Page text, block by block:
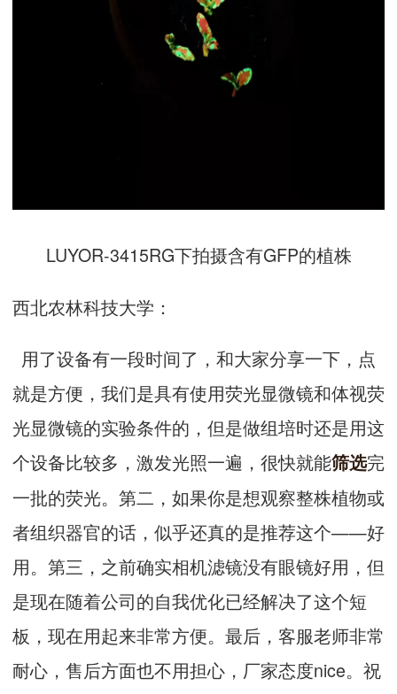
LUYOR-3415RG下拍摄含有GFP的植株
西北农林科技大学：
用了设备有一段时间了，和大家分享一下，点
就是方便，我们是具有使用荧光显微镜和体视荧
光显微镜的实验条件的，但是做组培时还是用这
个设备比较多，激发光照一遍，很快就能筛选完
一批的荧光。第二，如果你是想观察整株植物或
者组织器官的话，似乎还真的是推荐这个——好
用。第三，之前确实相机滤镜没有眼镜好用，但
是现在随着公司的自我优化已经解决了这个短
板，现在用起来非常方便。最后，客服老师非常
耐心，售后方面也不用担心，厂家态度nice。祝